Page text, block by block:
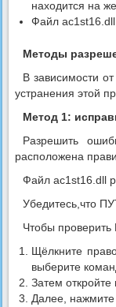
находится на
Файл ac1st16.dll
Методы
В зависимости
устранения этой
Метод 1:
Разрешить
расположена
Файл ac1st16.dll
Убедитесь,что
Чтобы
Щёлкните
выберите
Затем откройте
Далее, нажмите